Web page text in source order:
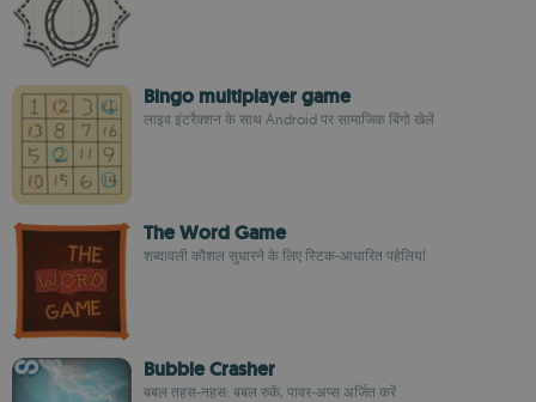
Bingo multiplayer game
लाइव इंटरैक्शन के साथ Android पर सामाजिक बिंगो खेलें
The Word Game
शब्दावली कौशल सुधारने के लिए स्टिक-आधारित पहेलियां
Bubble Crasher
बबल तहस-नहस: बबल रुकें, पावर-अप्स अर्जित करें